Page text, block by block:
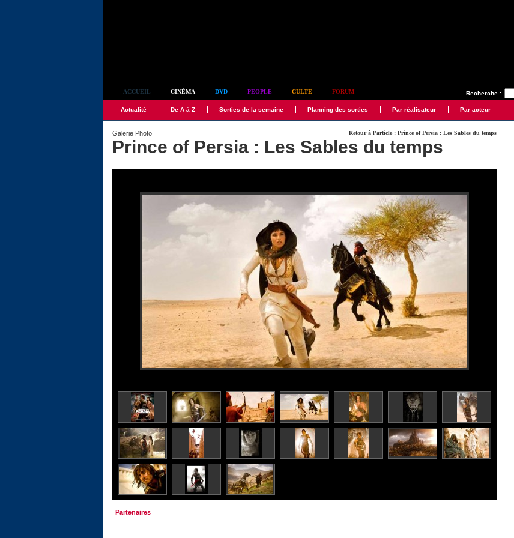
Recherche :
ACCUEIL CINÉMA DVD PEOPLE CULTE FORUM
Actualité De A à Z Sorties de la semaine Planning des sorties Par réalisateur Par acteur
Retour à l'article : Prince of Persia : Les Sables du temps
Galerie Photo
Prince of Persia : Les Sables du temps
Partenaires